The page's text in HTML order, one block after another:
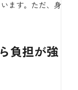
ます。ただ、身
負担が強